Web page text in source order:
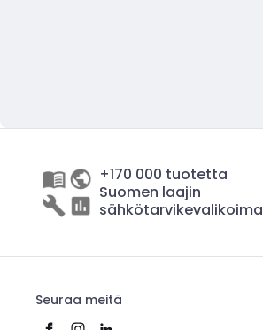
+170 000 tuotetta
Suomen laajin
sähkötarvikevalikoima
Seuraa meitä